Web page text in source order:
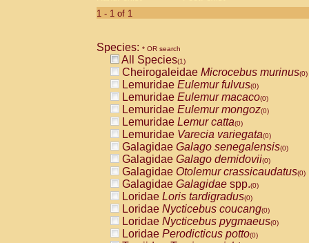
Cebidae
CebidaeCebus capucinus
CebidaeCebus nigrivittatus
CebidaeCebus spp.(0)
CebidaeSaimiri boliviensis(0)
CebidaeSaimiri sciureus(0)
AtelidaeAlouatta caraya(0)
AtelidaeAlouatta fusca(0)
AtelidaeAlouatta seniculus(0)
AtelidaeAlouattaspp.(0)
AtelidaeAteles belzebuth(0)
AtelidaeAteles geoffroyi(0)
AtelidaeAteles paniscus(0)
AtelidaeAtelesspp.(0)
AtelidaeLagothrix lagothricha(0)
AtelidaeLagothrix lagothricha cana
PitheciidaeCacajao calvus
1 - 1 of 1
Species: * OR search
All Species(1)
Cheirogaleidae Microcebus murinus(0)
Lemuridae Eulemur fulvus(0)
Lemuridae Eulemur macaco(0)
Lemuridae Eulemur mongoz(0)
Lemuridae Lemur catta(0)
Lemuridae Varecia variegata(0)
Galagidae Galago senegalensis(0)
Galagidae Galago demidovii(0)
Galagidae Otolemur crassicaudatus(0)
Galagidae Galagidae spp.(0)
Loridae Loris tardigradus(0)
Loridae Nycticebus coucang(0)
Loridae Nycticebus pygmaeus(0)
Loridae Perodicticus potto(0)